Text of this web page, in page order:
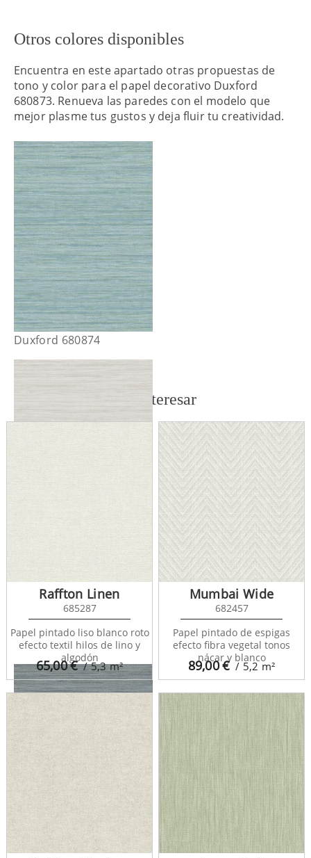
Otros colores disponibles
Encuentra en este apartado otras propuestas de
tono y color para el papel decorativo Duxford
680873. Renueva las paredes con el modelo que
mejor plasme tus gustos y deja fluir tu creatividad.
Duxford 680874
Duxford 680876
También te puede interesar
65,00€ / 5,3m²
Raffton Linen
685287
Papel pintado liso blanco roto
efecto textil hilos de lino y
algodón
89,00€ / 5,2 m²
Mumbai Wide
682457
Papel pintado de espigas
efecto fibra vegetal tonos
nácar y blanco